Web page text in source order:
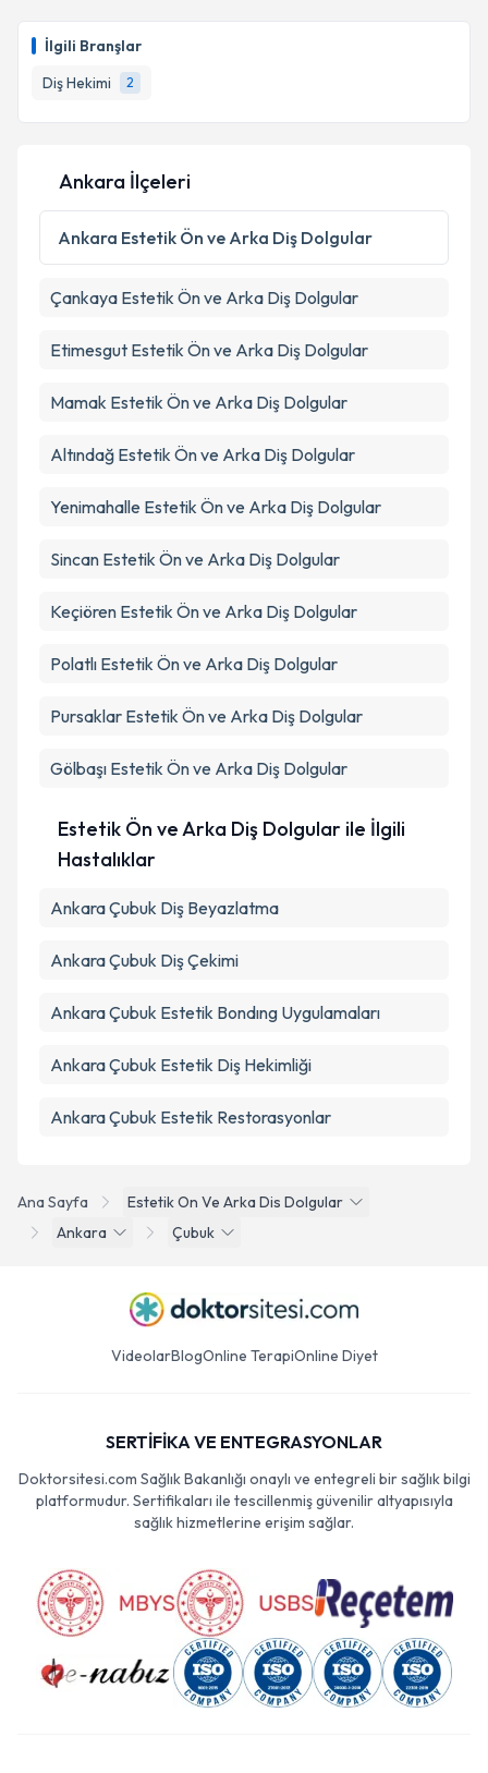
İlgili Branşlar
Diş Hekimi
2
Ana Sayfa
Estetik On Ve Arka Dis Dolgular
Ankara
Çubuk
Ankara İlçeleri
Ankara Estetik Ön ve Arka Diş Dolgular
Çankaya Estetik Ön ve Arka Diş Dolgular
Etimesgut Estetik Ön ve Arka Diş Dolgular
Mamak Estetik Ön ve Arka Diş Dolgular
Altındağ Estetik Ön ve Arka Diş Dolgular
Yenimahalle Estetik Ön ve Arka Diş Dolgular
Sincan Estetik Ön ve Arka Diş Dolgular
Keçiören Estetik Ön ve Arka Diş Dolgular
Polatlı Estetik Ön ve Arka Diş Dolgular
Pursaklar Estetik Ön ve Arka Diş Dolgular
Gölbaşı Estetik Ön ve Arka Diş Dolgular
Estetik Ön ve Arka Diş Dolgular ile İlgili
Hastalıklar
Ankara Çubuk Diş Beyazlatma
Ankara Çubuk Diş Çekimi
Ankara Çubuk Estetik Bondıng Uygulamaları
Ankara Çubuk Estetik Diş Hekimliği
Ankara Çubuk Estetik Restorasyonlar
VideolarBlogOnline TerapiOnline Diyet
SERTİFİKA VE ENTEGRASYONLAR
Doktorsitesi.com Sağlık Bakanlığı onaylı ve entegreli bir sağlık bilgi
platformudur. Sertifikaları ile tescillenmiş güvenilir altyapısıyla
sağlık hizmetlerine erişim sağlar.